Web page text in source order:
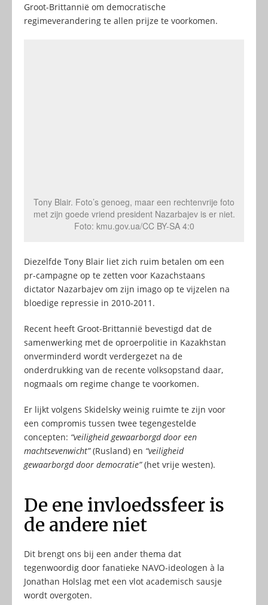
Groot-Brittannië om democratische
regimeverandering te allen prijze te voorkomen.
Tony Blair. Foto’s genoeg, maar een rechtenvrije foto
met zijn goede vriend president Nazarbajev is er niet.
Foto: kmu.gov.ua/CC BY-SA 4:0
Diezelfde Tony Blair liet zich ruim betalen om een
pr-campagne op te zetten voor Kazachstaans
dictator Nazarbajev om zijn imago op te vijzelen na
bloedige repressie in 2010-2011.
Recent heeft Groot-Brittannië bevestigd dat de
samenwerking met de oproerpolitie in Kazakhstan
onverminderd wordt verdergezet na de
onderdrukking van de recente volksopstand daar,
nogmaals om regime change te voorkomen.
Er lijkt volgens Skidelsky weinig ruimte te zijn voor
een compromis tussen twee tegengestelde
concepten: “veiligheid gewaarborgd door een
machtsevenwicht”(Rusland) en “veiligheid
gewaarborgd door democratie”(het vrije westen).
De ene invloedssfeer is
de andere niet
Dit brengt ons bij een ander thema dat
tegenwoordig door fanatieke NAVO-ideologen à la
Jonathan Holslag met een vlot academisch sausje
wordt overgoten.